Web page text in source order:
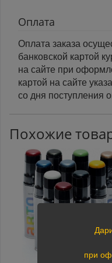
Оплата
Оплата заказа
банковской картой
на сайте при
картой на сайте
со дня поступления
Похожие
при